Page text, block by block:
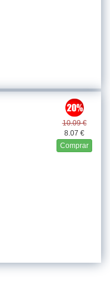
10.09 €
8.07 €
Comprar